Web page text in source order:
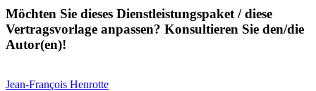
Möchten Sie dieses Dienstleistungspaket / diese
Vertragsvorlage anpassen? Konsultieren Sie den/die
Autor(en)!
Jean-François Henrotte